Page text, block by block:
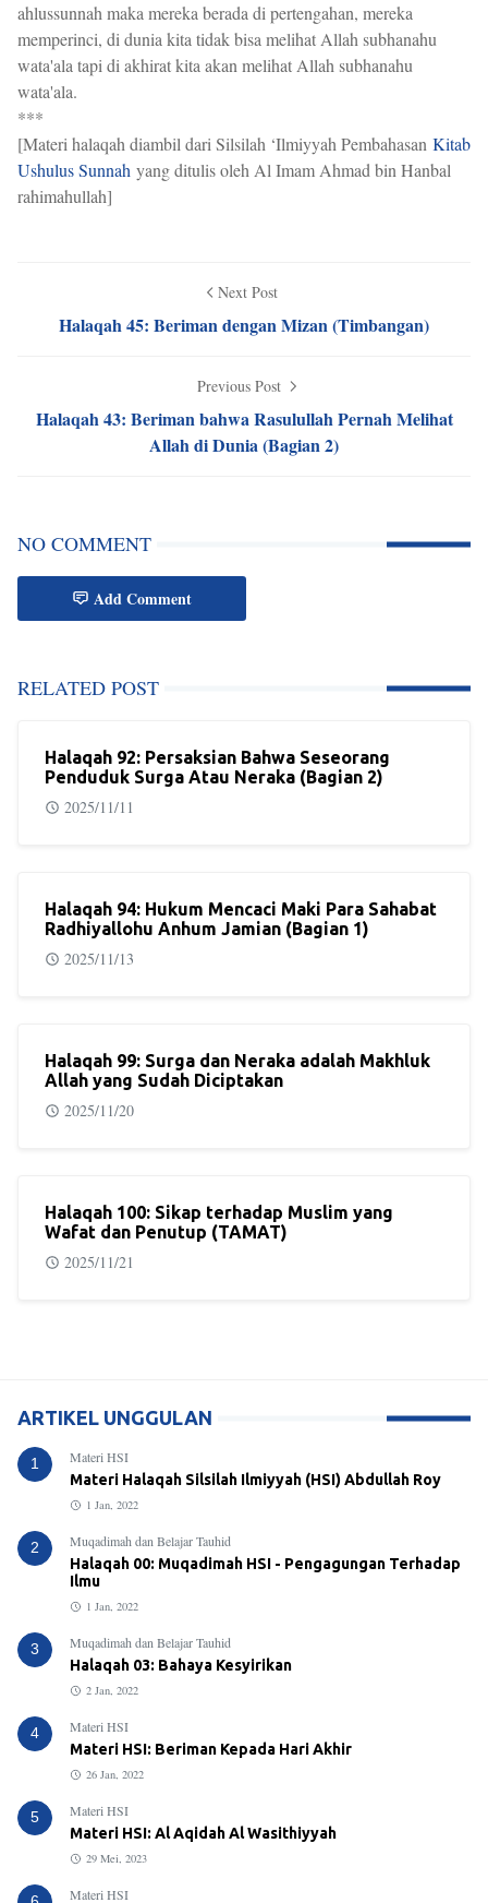
ahlussunnah maka mereka berada di pertengahan, mereka
memperinci, di dunia kita tidak bisa melihat Allah subhanahu
wata'ala tapi di akhirat kita akan melihat Allah subhanahu
wata'ala.
***
[Materi halaqah diambil dari Silsilah ‘Ilmiyyah Pembahasan Kitab
Ushulus Sunnah yang ditulis oleh Al Imam Ahmad bin Hanbal
rahimahullah]
Next Post
Halaqah 45: Beriman dengan Mizan (Timbangan)
Previous Post
Halaqah 43: Beriman bahwa Rasulullah Pernah Melihat
Allah di Dunia (Bagian 2)
NO COMMENT
Add Comment
RELATED POST
Halaqah 92: Persaksian Bahwa Seseorang
Penduduk Surga Atau Neraka (Bagian 2)
2025/11/11
Halaqah 94: Hukum Mencaci Maki Para Sahabat
Radhiyallohu Anhum Jamian (Bagian 1)
2025/11/13
Halaqah 99: Surga dan Neraka adalah Makhluk
Allah yang Sudah Diciptakan
2025/11/20
Halaqah 100: Sikap terhadap Muslim yang
Wafat dan Penutup (TAMAT)
2025/11/21
ARTIKEL UNGGULAN
1
Materi HSI
Materi Halaqah Silsilah Ilmiyyah (HSI) Abdullah Roy
1 Jan, 2022
2
Muqadimah dan Belajar Tauhid
Halaqah 00: Muqadimah HSI - Pengagungan Terhadap
Ilmu
1 Jan, 2022
3
Muqadimah dan Belajar Tauhid
Halaqah 03: Bahaya Kesyirikan
2 Jan, 2022
4
Materi HSI
Materi HSI: Beriman Kepada Hari Akhir
26 Jan, 2022
5
Materi HSI
Materi HSI: Al Aqidah Al Wasithiyyah
29 Mei, 2023
Materi HSI